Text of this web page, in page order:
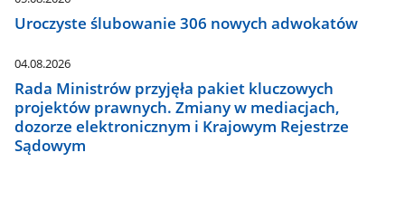
Uroczyste ślubowanie 306 nowych adwokatów
04.08.2026
Rada Ministrów przyjęła pakiet kluczowych
projektów prawnych. Zmiany w mediacjach,
dozorze elektronicznym i Krajowym Rejestrze
Sądowym